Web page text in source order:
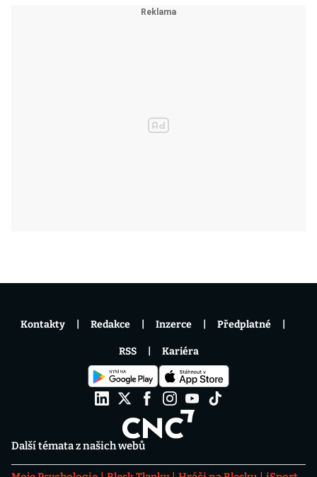
Další témata z našich webů
Kontakty Redakce Inzerce Předplatné
RSS Kariéra